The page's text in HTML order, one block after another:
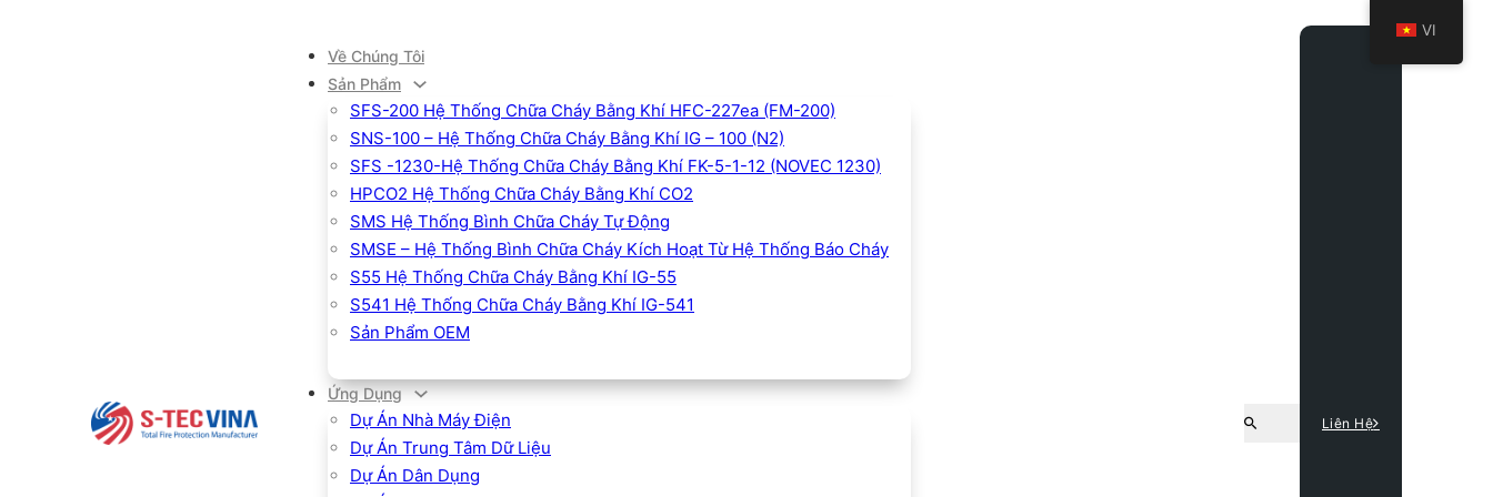
Về Chúng Tôi
Sản Phẩm
SFS-200 Hệ Thống Chữa Cháy Bằng Khí HFC-227ea (FM-200)
SNS-100 – Hệ Thống Chữa Cháy Bằng Khí IG – 100 (N2)
SFS -1230-Hệ Thống Chữa Cháy Bằng Khí FK-5-1-12 (NOVEC 1230)
HPCO2 Hệ Thống Chữa Cháy Bằng Khí CO2
SMS Hệ Thống Bình Chữa Cháy Tự Động
SMSE – Hệ Thống Bình Chữa Cháy Kích Hoạt Từ Hệ Thống Báo Cháy
S55 Hệ Thống Chữa Cháy Bằng Khí IG-55
S541 Hệ Thống Chữa Cháy Bằng Khí IG-541
Sản Phẩm OEM
Ứng Dụng
Dự Án Nhà Máy Điện
Dự Án Trung Tâm Dữ Liệu
Dự Án Dân Dụng
Liên Hệ
VI